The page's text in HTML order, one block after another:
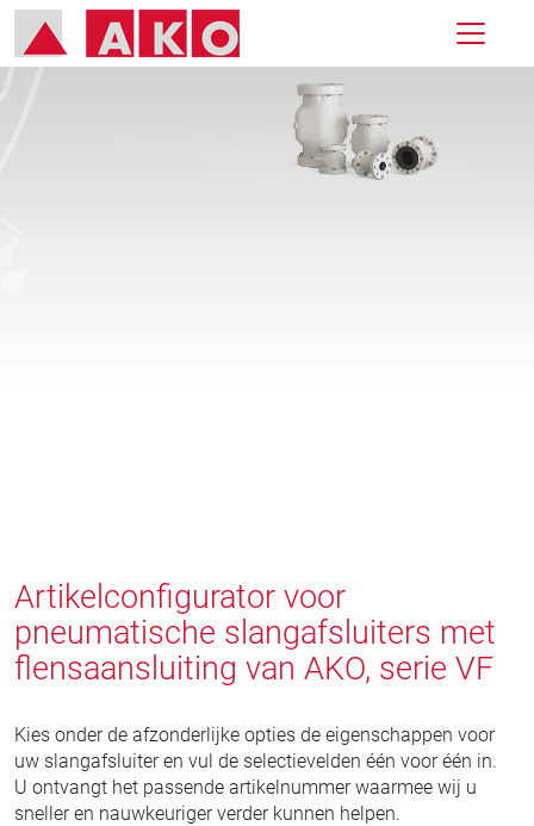
Artikelconfigurator voor
pneumatische slangafsluiters met
flensaansluiting van AKO, serie VF
Kies onder de afzonderlijke opties de eigenschappen voor
uw slangafsluiter en vul de selectievelden één voor één in.
U ontvangt het passende artikelnummer waarmee wij u
sneller en nauwkeuriger verder kunnen helpen.